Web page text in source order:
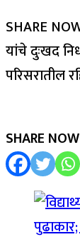
SHARE
यांचे दुःखद
परिसरातील
SHARE NOW